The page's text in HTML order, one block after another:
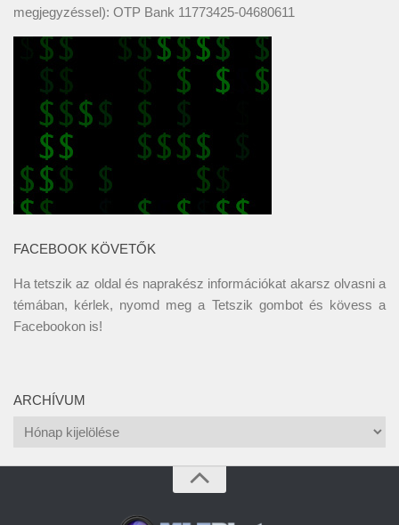
megjegyzéssel): OTP Bank 11773425-04680611
FACEBOOK KÖVETŐK
Ha tetszik az oldal és naprakész információkat akarsz olvasni a
témában, kérlek, nyomd meg a Tetszik gombot és kövess a
Facebookon is!
ARCHÍVUM
Archívum